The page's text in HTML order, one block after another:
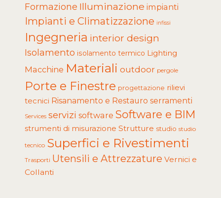
Formazione Illuminazione impianti
Impianti e Climatizzazione infissi
Ingegneria interior design
Isolamento isolamento termico Lighting
Macchine Materiali outdoor pergole
Porte e Finestre progettazione rilievi
tecnici Risanamento e Restauro serramenti
Services servizi software Software e BIM
strumenti di misurazione Strutture studio studio
tecnico Superfici e Rivestimenti
Trasporti Utensili e Attrezzature Vernici e
Collanti